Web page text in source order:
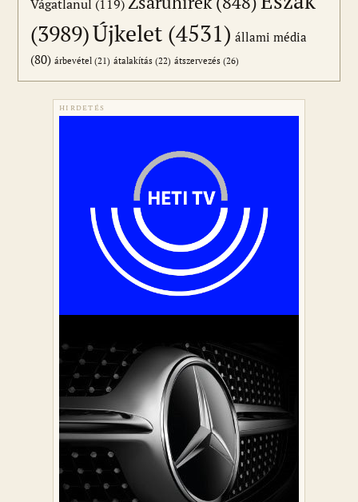
Vágatlanul (119)
(3989)Újkelet (4531) állami média
(80) árbevétel (21) átalakítás (22) átszervezés (26)
HIRDETÉS